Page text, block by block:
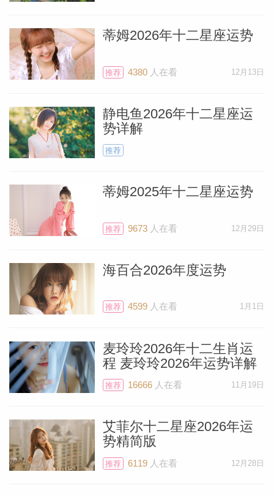
蒂姆2026年十二星座运势
推荐 4380人在看 12月13日
静电鱼2026年十二星座运
势详解
推荐
蒂姆2025年十二星座运势
推荐 9673人在看 12月29日
海百合2026年度运势
推荐 4599人在看 1月1日
麦玲玲2026年十二生肖运
程 麦玲玲2026年运势详解
推荐 16666人在看 11月19日
艾菲尔十二星座2026年运
势精简版
推荐 6119人在看 12月28日